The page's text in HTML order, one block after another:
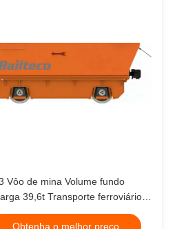
Vôo de mina Volume fundo
39,6t Transporte ferroviário
Obtenha o melhor preço